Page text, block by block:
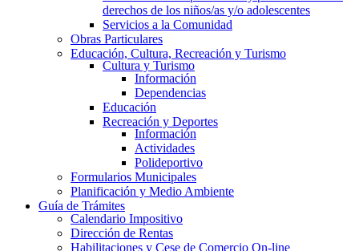
derechos de los niños/as y/o adolescentes
Servicios a la Comunidad
Obras Particulares
Educación, Cultura, Recreación y Turismo
Cultura y Turismo
Información
Dependencias
Educación
Recreación y Deportes
Información
Actividades
Polideportivo
Formularios Municipales
Planificación y Medio Ambiente
Guía de Trámites
Calendario Impositivo
Dirección de Rentas
Habilitaciones y Cese de Comercio On-line